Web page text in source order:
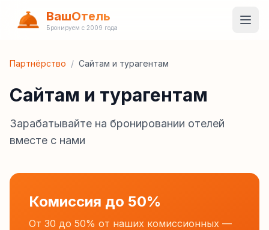
ВашОтель
Бронируем с 2009 года
Партнёрство / Сайтам и турагентам
Сайтам и турагентам
Зарабатывайте на бронировании отелей
вместе с нами
Комиссия до 50%
От 30 до 50% от наших комиссионных —